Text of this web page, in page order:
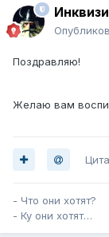
Поздравляю!
Желаю вам
- Что они хотят?
- Ку они хотят…